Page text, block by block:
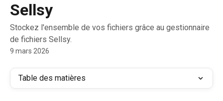
Sellsy
Stockez l'ensemble de vos fichiers grâce au gestionnaire
de fichiers Sellsy.
9 mars 2026
Table des matières